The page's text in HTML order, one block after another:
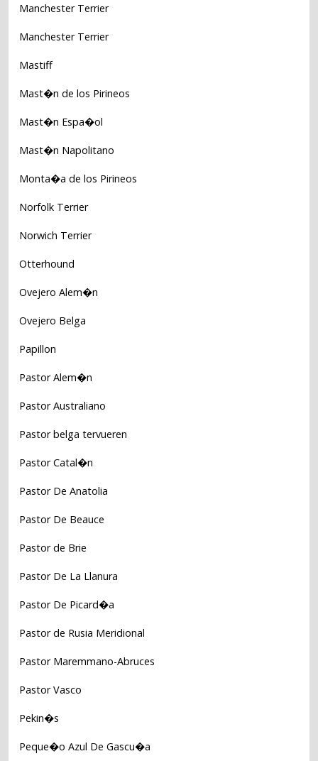
Manchester Terrier
Manchester Terrier
Mastiff
Mast�n de los Pirineos
Mast�n Espa�ol
Mast�n Napolitano
Monta�a de los Pirineos
Norfolk Terrier
Norwich Terrier
Otterhound
Ovejero Alem�n
Ovejero Belga
Papillon
Pastor Alem�n
Pastor Australiano
Pastor belga tervueren
Pastor Catal�n
Pastor De Anatolia
Pastor De Beauce
Pastor de Brie
Pastor De La Llanura
Pastor De Picard�a
Pastor de Rusia Meridional
Pastor Maremmano-Abruces
Pastor Vasco
Pekin�s
Peque�o Azul De Gascu�a